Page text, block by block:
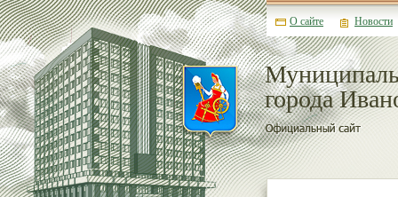
города
О сайте Новости